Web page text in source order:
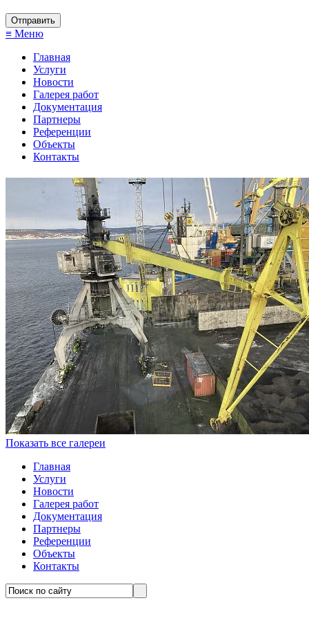
≡ Меню
Главная
Услуги
Новости
Галерея работ
Документация
Партнеры
Референции
Объекты
Контакты
Показать все галереи
Главная
Услуги
Новости
Галерея работ
Документация
Партнеры
Референции
Объекты
Контакты